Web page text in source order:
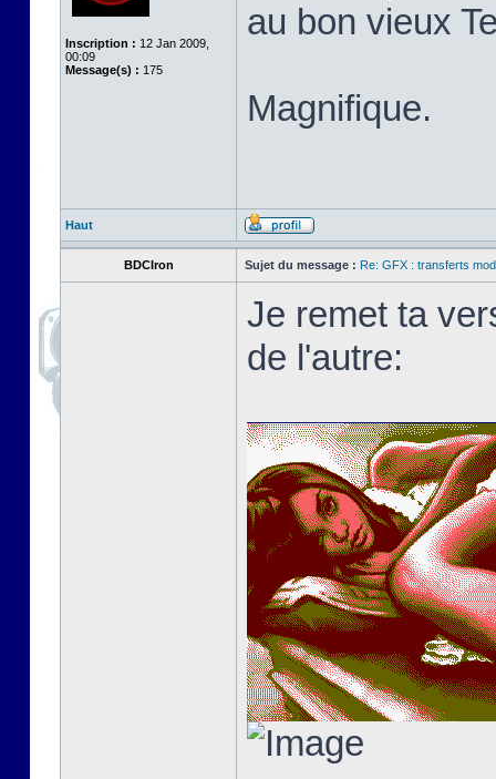
Inscription : 12 Jan 2009,
00:09
Message(s) : 175
au bon vieux
Magnifique.
Haut
BDCIron Sujet du message : Re: GFX : transferts
Je remet ta
de l'autre: